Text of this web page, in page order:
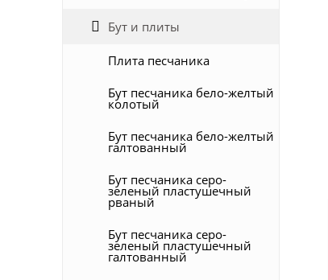
Бут и плиты
Плита песчаника
Бут песчаника бело-желтый
колотый
Бут песчаника бело-желтый
галтованный
Бут песчаника серо-
зеленый пластушечный
рваный
Бут песчаника серо-
зеленый пластушечный
галтованный